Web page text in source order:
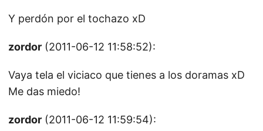
Y perdón por el tochazo xD
zordor (2011-06-12 11:58:52):
Vaya tela el viciaco que tienes a los doramas xD
Me das miedo!
zordor (2011-06-12 11:59:54):